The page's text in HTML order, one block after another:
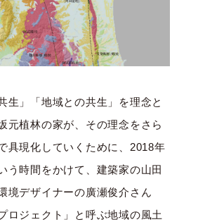
生」「地域との共生」を理念と
元植林の家が、その理念をさら
具現化していくために、2018年
う時間をかけて、建築家の山田
境デザイナーの廣瀬俊介さん
ロジェクト」と呼ぶ地域の風土